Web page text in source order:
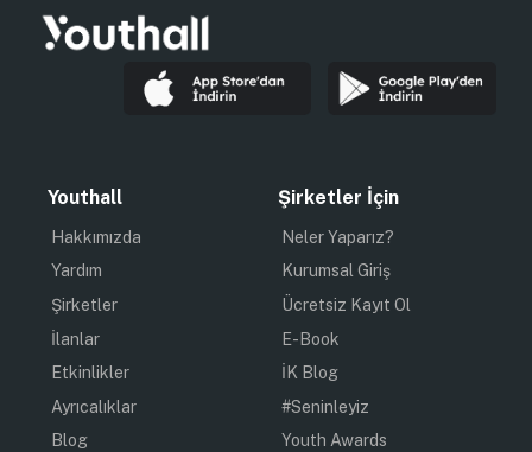
Youthall
Hakkımızda
Yardım
Şirketler
İlanlar
Etkinlikler
Ayrıcalıklar
Blog
Şirketler İçin
Neler Yaparız?
Kurumsal Giriş
Ücretsiz Kayıt Ol
E-Book
İK Blog
#Seninleyiz
Youth Awards